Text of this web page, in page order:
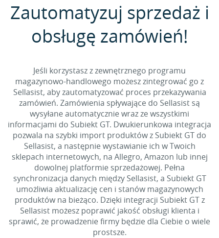
Zautomatyzuj sprzedaż i
obsługę zamówień!
Jeśli korzystasz z zewnętrznego programu
magazynowo-handlowego możesz zintegrować go z
Sellasist, aby zautomatyzować proces przekazywania
zamówień. Zamówienia spływające do Sellasist są
wysyłane automatycznie wraz ze wszystkimi
informacjami do Subiekt GT. Dwukierunkowa integracja
pozwala na szybki import produktów z Subiekt GT do
Sellasist, a następnie wystawianie ich w Twoich
sklepach internetowych, na Allegro, Amazon lub innej
dowolnej platformie sprzedażowej. Pełna
synchronizacja danych między Sellasist, a Subiekt GT
umożliwia aktualizację cen i stanów magazynowych
produktów na bieżąco. Dzięki integracji Subiekt GT z
Sellasist możesz poprawić jakość obsługi klienta i
sprawić, że prowadzenie firmy będzie dla Ciebie o wiele
prostsze.